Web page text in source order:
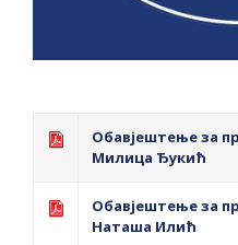
Обрасци
Обавјештење
Обавјештење
Ујић
Обавјештење за
Милица Ђукић
Обавјештење за
Наташа Илић